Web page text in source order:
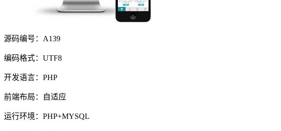
源码编号：A139
编码格式：UTF8
开发语言：PHP
前端布局：自适应
运行环境：PHP+MYSQL